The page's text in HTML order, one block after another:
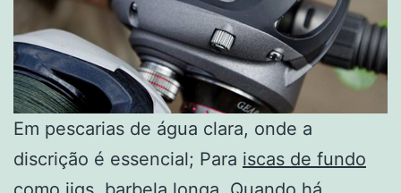
Em pescarias de água clara, onde a
discrição é essencial; Para iscas de fundo